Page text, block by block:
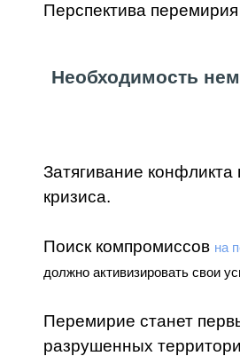
Перспектива перемирия
Необходимость
Затягивание
кризиса.
Поиск компромиссов на
должно активизировать свои
Перемирие станет
разрушенных